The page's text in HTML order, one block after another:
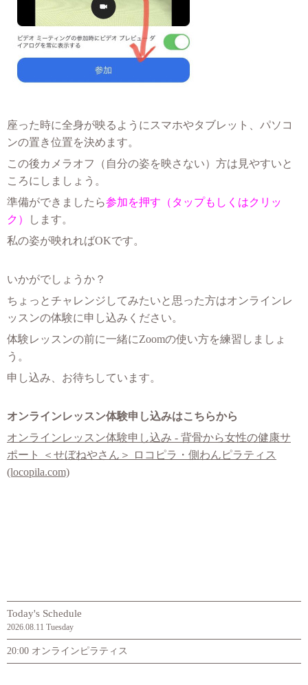
座った時に全身が映るようにスマホやタブレット、パソコ
ンの置き位置を決めます。
この後カメラオフ（自分の姿を映さない）方は見やすいと
ころにしましょう。
準備ができましたら参加を押す（タップもしくはクリッ
ク）
します。
私の姿が映れればOKです。
いかがでしょうか？
ちょっとチャレンジしてみたいと思った方はオンラインレ
ッスンの体験に申し込みください。
体験レッスンの前に一緒にZoomの使い方を練習しましょ
う。
申し込み、お待ちしています。
オンラインレッスン体験申し込みはこちらから
オンラインレッスン体験申し込み - 背骨から女性の健康サ
ポート ＜せぼねやさん＞ ロコピラ・側わんピラティス
(locopila.com)
Today's Schedule
2026.08.11 Tuesday
20:00 オンラインピラティス